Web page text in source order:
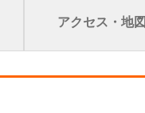
アクセス・地図